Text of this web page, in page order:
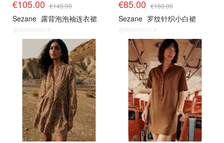
€105.00 €145.00
Sezane 露背泡泡袖连衣裙
@dealmoon.fr
€85.00 €160.00
Sezane 罗纹针织小白裙
@dealmoon.fr